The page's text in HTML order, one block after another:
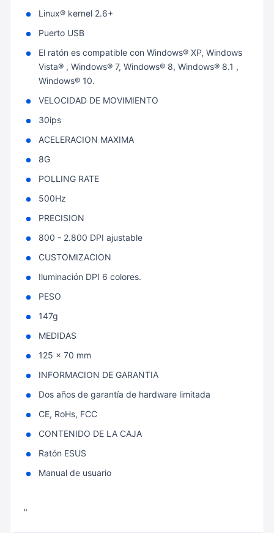
Linux® kernel 2.6+
Puerto USB
El ratón es compatible con Windows® XP, Windows
Vista® , Windows® 7, Windows® 8, Windows® 8.1 ,
Windows® 10.
VELOCIDAD DE MOVIMIENTO
30ips
ACELERACION MAXIMA
8G
POLLING RATE
500Hz
PRECISION
800 - 2.800 DPI ajustable
CUSTOMIZACION
Iluminación DPI 6 colores.
PESO
147g
MEDIDAS
125 x 70 mm
INFORMACION DE GARANTIA
Dos años de garantía de hardware limitada
CE, RoHs, FCC
CONTENIDO DE LA CAJA
Ratón ESUS
Manual de usuario
"